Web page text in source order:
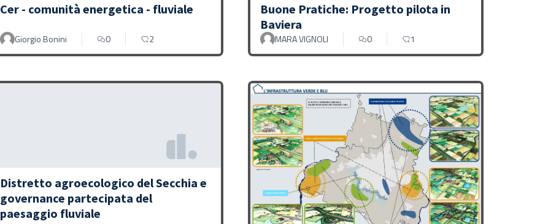
Cer - comunità energetica - fluviale
Giorgio Bonini 0 2
Buone Pratiche: Progetto pilota in
Baviera
MARA VIGNOLI 0 1
Distretto agroecologico del Secchia e
governance partecipata del
paesaggio fluviale